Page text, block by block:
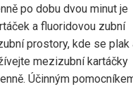
po dobu dvou minut je
a fluoridovou zubní
prostory, kde se plak
mezizubní kartáčky
Účinným